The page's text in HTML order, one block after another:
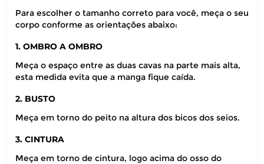
Para escolher o tamanho correto para você, meça o seu
corpo conforme as orientações abaixo:
1. OMBRO A OMBRO
Meça o espaço entre as duas cavas na parte mais alta,
esta medida evita que a manga fique caída.
2. BUSTO
Meça em torno do peito na altura dos bicos dos seios.
3. CINTURA
Meça em torno de cintura, logo acima do osso do